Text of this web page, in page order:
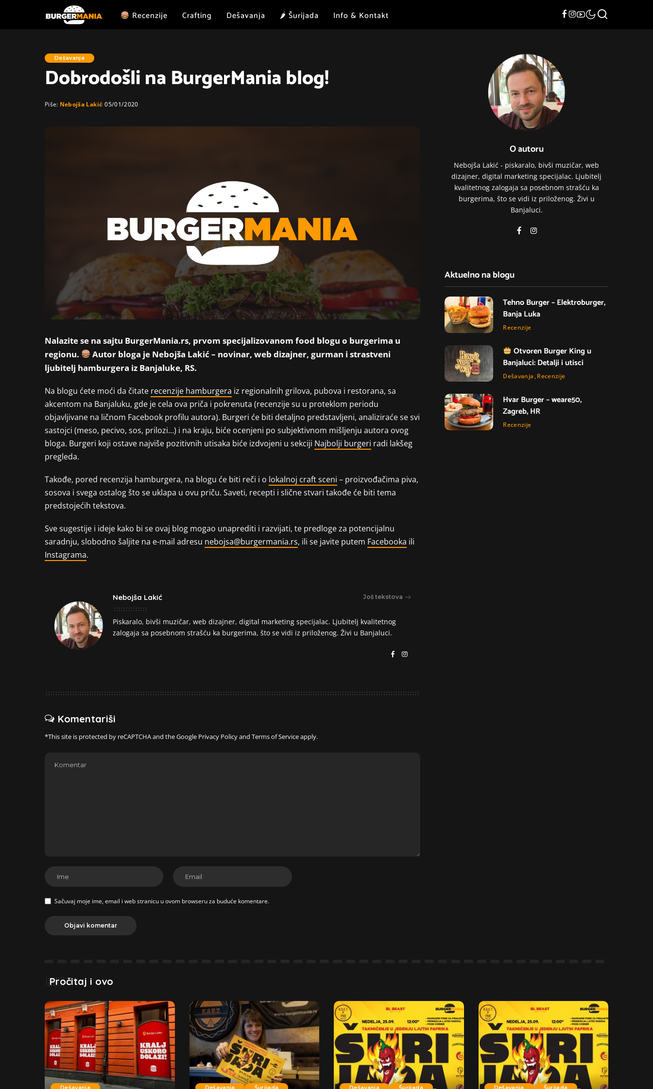
Recenzije Crafting Dešavanja 🌶 Šurijada Info & Kontakt
Dešavanja
Dobrodošli na BurgerMania blog!
Posted
Piše: Nebojša Lakić 05/01/2020
Nalazite se na sajtu BurgerMania.rs, prvom specijalizovanom food blogu o burgerima u
regionu.
Autor bloga je Nebojša Lakić – novinar, web dizajner, gurman i strastveni
ljubitelj hamburgera iz Banjaluke, RS.
Na blogu ćete moći da čitate recenzije hamburgera iz regionalnih grilova, pubova i restorana, sa
akcentom na Banjaluku, gde je cela ova priča i pokrenuta (recenzije su u proteklom periodu
objavljivane na ličnom Facebook profilu autora). Burgeri će biti detaljno predstavljeni, analiziraće se svi
sastojci (meso, pecivo, sos, prilozi…) i na kraju, biće ocenjeni po subjektivnom mišljenju autora ovog
bloga. Burgeri koji ostave najviše pozitivnih utisaka biće izdvojeni u sekciji Najbolji burgeri radi lakšeg
pregleda.
Takođe, pored recenzija hamburgera, na blogu će biti reči i o lokalnoj craft sceni – proizvođačima piva,
sosova i svega ostalog što se uklapa u ovu priču. Saveti, recepti i slične stvari takođe će biti tema
predstojećih tekstova.
Sve sugestije i ideje kako bi se ovaj blog mogao unaprediti i razvijati, te predloge za potencijalnu
saradnju, slobodno šaljite na e-mail adresu nebojsa@burgermania.rs, ili se javite putem Facebooka ili
Instagrama.
Nebojša Lakić Još tekstova
Piskaralo, bivši muzičar, web dizajner, digital marketing specijalac. Ljubitelj kvalitetnog
zalogaja sa posebnom strašću ka burgerima, što se vidi iz priloženog. Živi u Banjaluci.
Komentariši
*This site is protected by reCAPTCHA and the Google Privacy Policyand Terms of Serviceapply.
Sačuvaj moje ime, email i web stranicu u ovom browseru za buduće komentare.
O autoru
Nebojša Lakić - piskaralo, bivši muzičar, web
dizajner, digital marketing specijalac. Ljubitelj
kvalitetnog zalogaja sa posebnom strašću ka
burgerima, što se vidi iz priloženog. Živi u
Banjaluci.
Aktuelno na blogu
Tehno Burger – Elektroburger,
Banja Luka
Recenzije
Otvoren Burger King u
Banjaluci: Detalji i utisci
Dešavanja Recenzije
Hvar Burger – weare50,
Zagreb, HR
Recenzije
Pročitaj i ovo
Dešavanja Dešavanja Šurijada Dešavanja Šurijada Dešavanja Šurijada